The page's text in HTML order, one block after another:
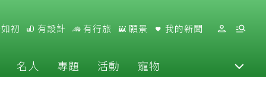
初 有設計 有行旅 願景 我的新聞
名人 專題 活動 寵物